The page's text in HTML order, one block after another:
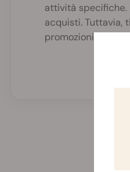
attività specifiche.
acquisti. Tuttavia,
promozioni o sconti